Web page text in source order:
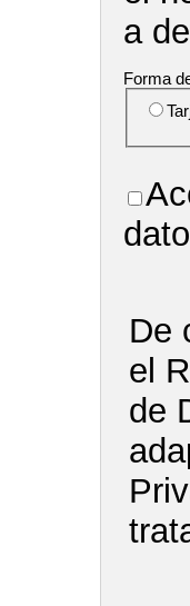
a
Forma
De
el
de